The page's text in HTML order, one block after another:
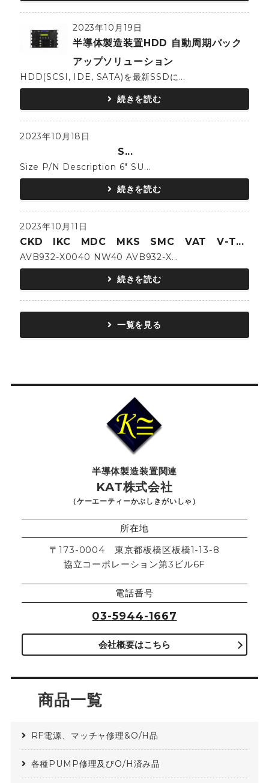
2023年10月19日
半導体製造装置HDD 自動周期バック
アップソリューション
HDD(SCSI, IDE, SATA)を最新SSDに...
続きを読む
2023年10月18日
S...
Size P/N Description 6" SU...
続きを読む
2023年10月11日
CKD IKC MDC MKS SMC VAT V-T...
AVB932-X0040 NW40 AVB932-X...
続きを読む
一覧を見る
半導体製造装置関連
KAT株式会社
（ケーエーティーかぶしきがいしゃ）
所在地
〒173-0004 東京都板橋区板橋1-13-8
協立コーポレーション第3ビル6F
電話番号
03-5944-1667
会社概要はこちら
商品一覧
RF電源、マッチャ修理&O/H品
各種PUMP修理及びO/H済み品